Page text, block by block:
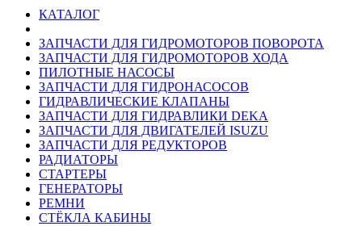
КАТАЛОГ
ЗАПЧАСТИ ДЛЯ ГИДРОМОТОРОВ ПОВОРОТА
ЗАПЧАСТИ ДЛЯ ГИДРОМОТОРОВ ХОДА
ПИЛОТНЫЕ НАСОСЫ
ЗАПЧАСТИ ДЛЯ ГИДРОНАСОСОВ
ГИДРАВЛИЧЕСКИЕ КЛАПАНЫ
ЗАПЧАСТИ ДЛЯ ГИДРАВЛИКИ DEKA
ЗАПЧАСТИ ДЛЯ ДВИГАТЕЛЕЙ ISUZU
ЗАПЧАСТИ ДЛЯ РЕДУКТОРОВ
РАДИАТОРЫ
СТАРТЕРЫ
ГЕНЕРАТОРЫ
РЕМНИ
СТЁКЛА КАБИНЫ